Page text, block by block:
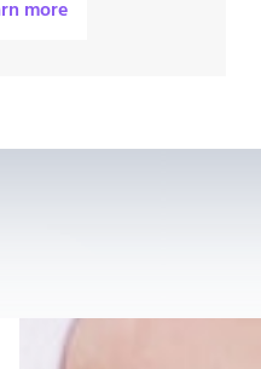
more